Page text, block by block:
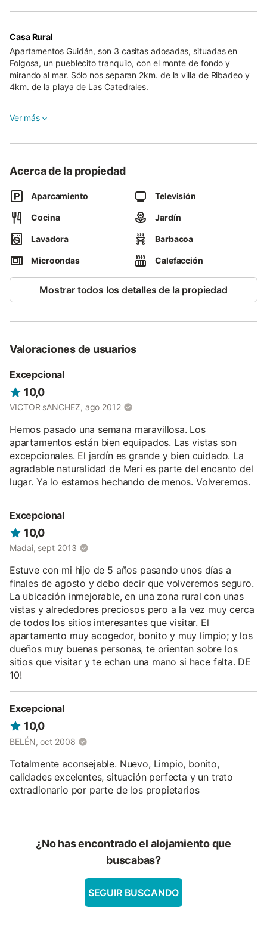
Casa Rural
Apartamentos Guidán, son 3 casitas adosadas, situadas en
Folgosa, un pueblecito tranquilo, con el monte de fondo y
mirando al mar. Sólo nos separan 2km. de la villa de Ribadeo y
4km. de la playa de Las Catedrales.
dormitorios dobles, 1 ó 2 baños, dependiendo de si son para 4 ó
calefacción, chimenea. Todos tienen porche, aparcamiento y
numerosos pueblos marineros tanto de Galicia cómo de
Asturias, pueblos de interior de gran interés histórico y
monumental; disfrutar de nuestra gastronomía en numerosos y
buenos restaurantes de la zona, practicar deportes acuáticos,
paseos en lancha por la ría, caminatas por el monte o por un
paseo que bordea toda la costa, etc.
Estamos seguros de que podrá llevarse un gran recuerdo de su
Ver más
Acerca de la propiedad
Aparcamiento Televisión
Cocina Jardín
Lavadora Barbacoa
Microondas Calefacción
Mostrar todos los detalles de la propiedad
Valoraciones de usuarios
Excepcional
10,0
VICTOR sANCHEZ, ago 2012
Hemos pasado una semana maravillosa. Los
apartamentos están bien equipados. Las vistas son
excepcionales. El jardín es grande y bien cuidado. La
agradable naturalidad de Meri es parte del encanto del
lugar. Ya lo estamos hechando de menos. Volveremos.
Excepcional
10,0
Madai, sept 2013
Estuve con mi hijo de 5 años pasando unos días a
finales de agosto y debo decir que volveremos seguro.
La ubicación inmejorable, en una zona rural con unas
vistas y alrededores preciosos pero a la vez muy cerca
de todos los sitios interesantes que visitar. El
apartamento muy acogedor, bonito y muy limpio; y los
dueños muy buenas personas, te orientan sobre los
sitios que visitar y te echan una mano si hace falta. DE
10!
Excepcional
10,0
BELÉN, oct 2008
Totalmente aconsejable. Nuevo, Limpio, bonito,
calidades excelentes, situación perfecta y un trato
extradionario por parte de los propietarios
¿No has encontrado el alojamiento que
buscabas?
SEGUIR BUSCANDO